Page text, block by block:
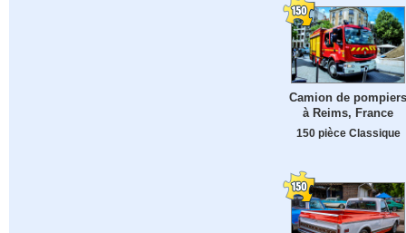
Camion de pompiers
à Reims, France
150 pièce Classique